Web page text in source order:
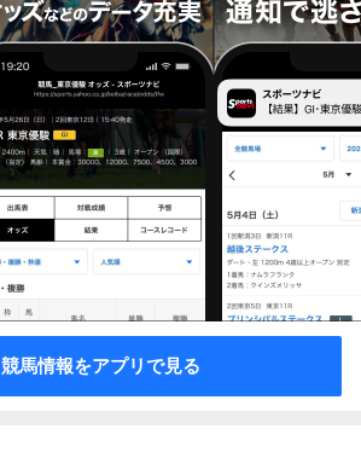
競馬情報をアプリで見る